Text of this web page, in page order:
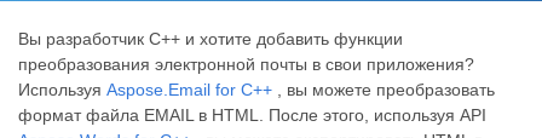
Вы разработчик C++ и хотите добавить функции
преобразования электронной почты в свои приложения?
Используя Aspose.Email for C++ , вы можете преобразовать
формат файла EMAIL в HTML. После этого, используя API